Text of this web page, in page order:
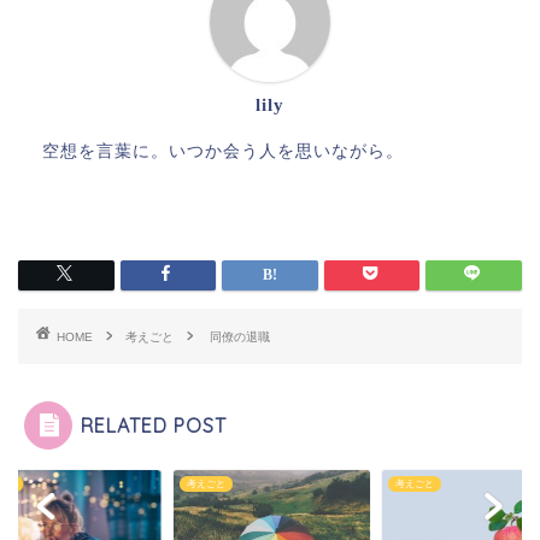
lily
空想を言葉に。いつか会う人を思いながら。
HOME 考えごと 同僚の退職
RELATED POST
考えごと 考えごと